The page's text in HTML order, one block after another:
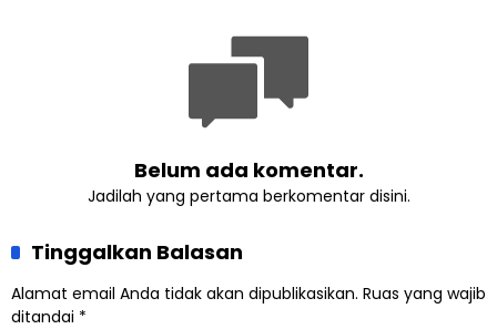
Belum ada komentar.
Jadilah yang pertama berkomentar disini.
Tinggalkan Balasan
Alamat email Anda tidak akan dipublikasikan. Ruas yang wajib
ditandai *